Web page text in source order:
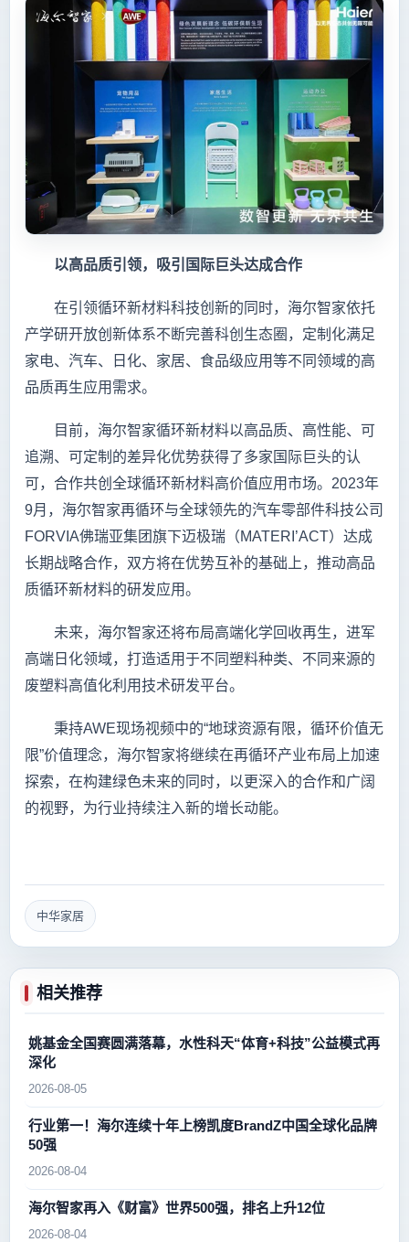
以高品质引领，吸引国际巨头达成合作
在引领循环新材料科技创新的同时，海尔智家依托
产学研开放创新体系不断完善科创生态圈，定制化满足
家电、汽车、日化、家居、食品级应用等不同领域的高
品质再生应用需求。
目前，海尔智家循环新材料以高品质、高性能、可
追溯、可定制的差异化优势获得了多家国际巨头的认
可，合作共创全球循环新材料高价值应用市场。2023年
9月，海尔智家再循环与全球领先的汽车零部件科技公司
FORVIA佛瑞亚集团旗下迈极瑞（MATERI’ACT）达成
长期战略合作，双方将在优势互补的基础上，推动高品
质循环新材料的研发应用。
未来，海尔智家还将布局高端化学回收再生，进军
高端日化领域，打造适用于不同塑料种类、不同来源的
废塑料高值化利用技术研发平台。
秉持AWE现场视频中的“地球资源有限，循环价值无
限”价值理念，海尔智家将继续在再循环产业布局上加速
探索，在构建绿色未来的同时，以更深入的合作和广阔
的视野，为行业持续注入新的增长动能。
中华家居
相关推荐
姚基金全国赛圆满落幕，水性科天“体育+科技”公益模式再
深化
2026-08-05
行业第一！海尔连续十年上榜凯度BrandZ中国全球化品牌
50强
2026-08-04
海尔智家再入《财富》世界500强，排名上升12位
2026-08-04